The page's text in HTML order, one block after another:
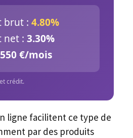
brut : 4.80%
net : 3.30%
550 €/mois
crédit.
ligne facilitent ce type de
par des produits